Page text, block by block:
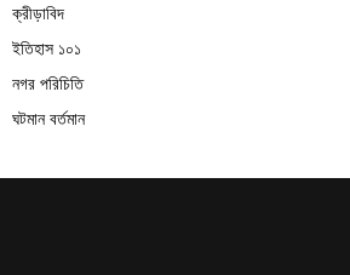
ক্রীড়াবিদ
ইতিহাস ১০১
নগর পরিচিতি
ঘটমান বর্তমান